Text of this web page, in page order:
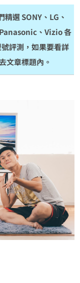
選 SONY、LG、
、Vizio 各
評測，如果要看詳
文章標題內。